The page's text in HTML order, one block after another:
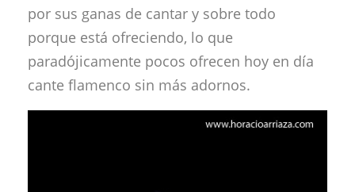
por sus ganas de cantar y sobre todo
porque está ofreciendo, lo que
paradójicamente pocos ofrecen hoy en día
cante flamenco sin más adornos.